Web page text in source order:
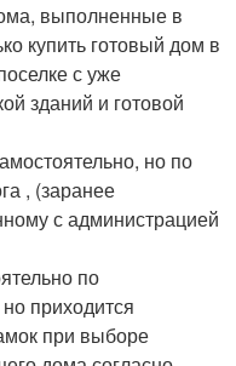
выполненные в
купить готовый дом в
с уже
зданий и готовой
но по
, (заранее
с администрацией
по
приходится
при выборе